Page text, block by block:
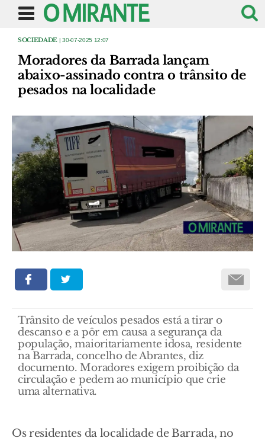
SOCIEDADE | 30-07-2025 12:07
Moradores da Barrada lançam
abaixo-assinado contra o trânsito de
pesados na localidade
Trânsito de veículos pesados está a tirar o
descanso e a pôr em causa a segurança da
população, maioritariamente idosa, residente
na Barrada, concelho de Abrantes, diz
documento. Moradores exigem proibição da
circulação e pedem ao município que crie
uma alternativa.
Os residentes da localidade de Barrada, no